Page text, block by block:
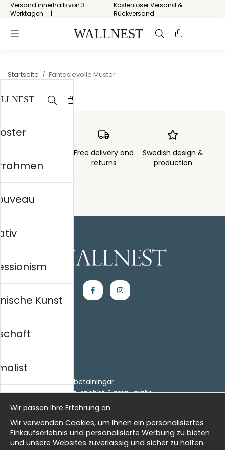
Versand innerhalb von 3
Werktagen
Kostenloser Versand &
Rückversand
Startseite / Fantasievolle Muster
3 days
Free delivery and
returns
Swedish design &
production
Einkaufen
Villkor
- Returer och återbetalningar
- Leverans - enkelt, snabbt &amp; gratis
Om cookies
Meine Favoriten
Information
Kunst
history
Wir passen Ihre Erfahrung an
Wir verwenden Cookies, um Ihnen ein personalisiertes
Einkaufserlebnis und personalisierte Werbung zu bieten
und unsere Websites zuverlässig und sicher zu halten.